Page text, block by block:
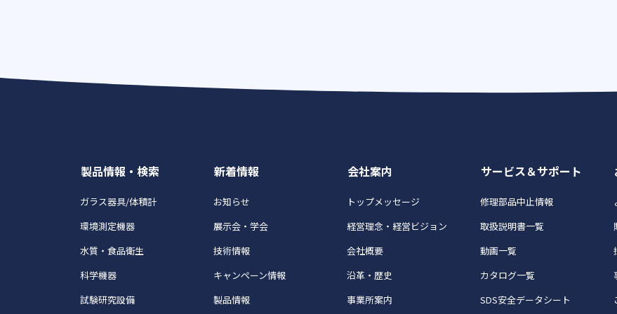
製品情報・検索
ガラス器具/体積計
環境測定機器
水質・食品衛生
科学機器
試験研究設備
新着情報
お知らせ
展示会・学会
技術情報
キャンペーン情報
製品情報
会社案内
トップメッセージ
経営理念・経営ビジョン
会社概要
沿革・歴史
事業所案内
サービス＆サポート
修理部品中止情報
取扱説明書一覧
動画一覧
カタログ一覧
SDS安全データシート